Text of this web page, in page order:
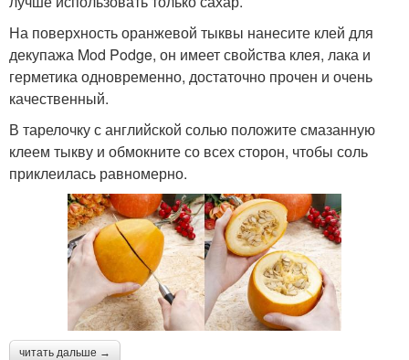
На поверхность оранжевой тыквы нанесите клей для
декупажа Mod Podge, он имеет свойства клея, лака и
герметика одновременно, достаточно прочен и очень
качественный.
В тарелочку с английской солью положите смазанную
клеем тыкву и обмокните со всех сторон, чтобы соль
приклеилась равномерно.
читать дальше →